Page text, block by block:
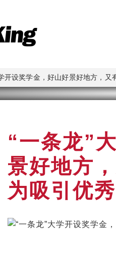
开设奖学金，好山好景好地方，
“一条龙”
景好地方
为吸引优